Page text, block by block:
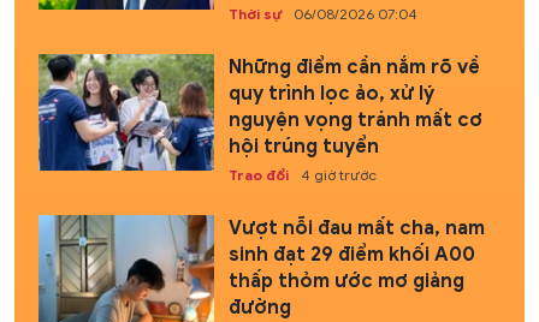
Thời sự 06/08/2026 07:04
Những điểm cần nắm rõ về
quy trình lọc ảo, xử lý
nguyện vọng tránh mất cơ
hội trúng tuyển
Trao đổi 4 giờ trước
Vượt nỗi đau mất cha, nam
sinh đạt 29 điểm khối A00
thấp thỏm ước mơ giảng
đường